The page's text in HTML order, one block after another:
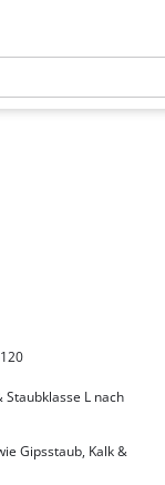
Staubklasse L nach
Gipsstaub, Kalk &